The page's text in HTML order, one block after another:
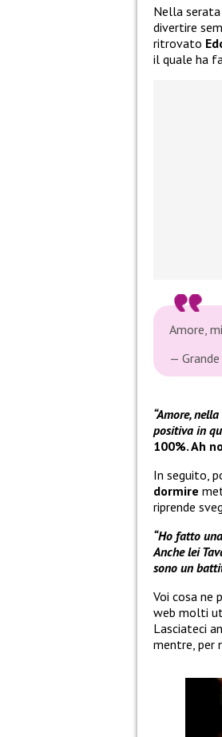
Nella
divertire
ritrovato
il quale ha
Amore,
—
“Amore,
positiva in
100%. Ah
In seguito,
dormire
riprende
“Ho fatto
Anche lei
sono un
Voi cosa ne
web molti
Lasciateci
mentre, per